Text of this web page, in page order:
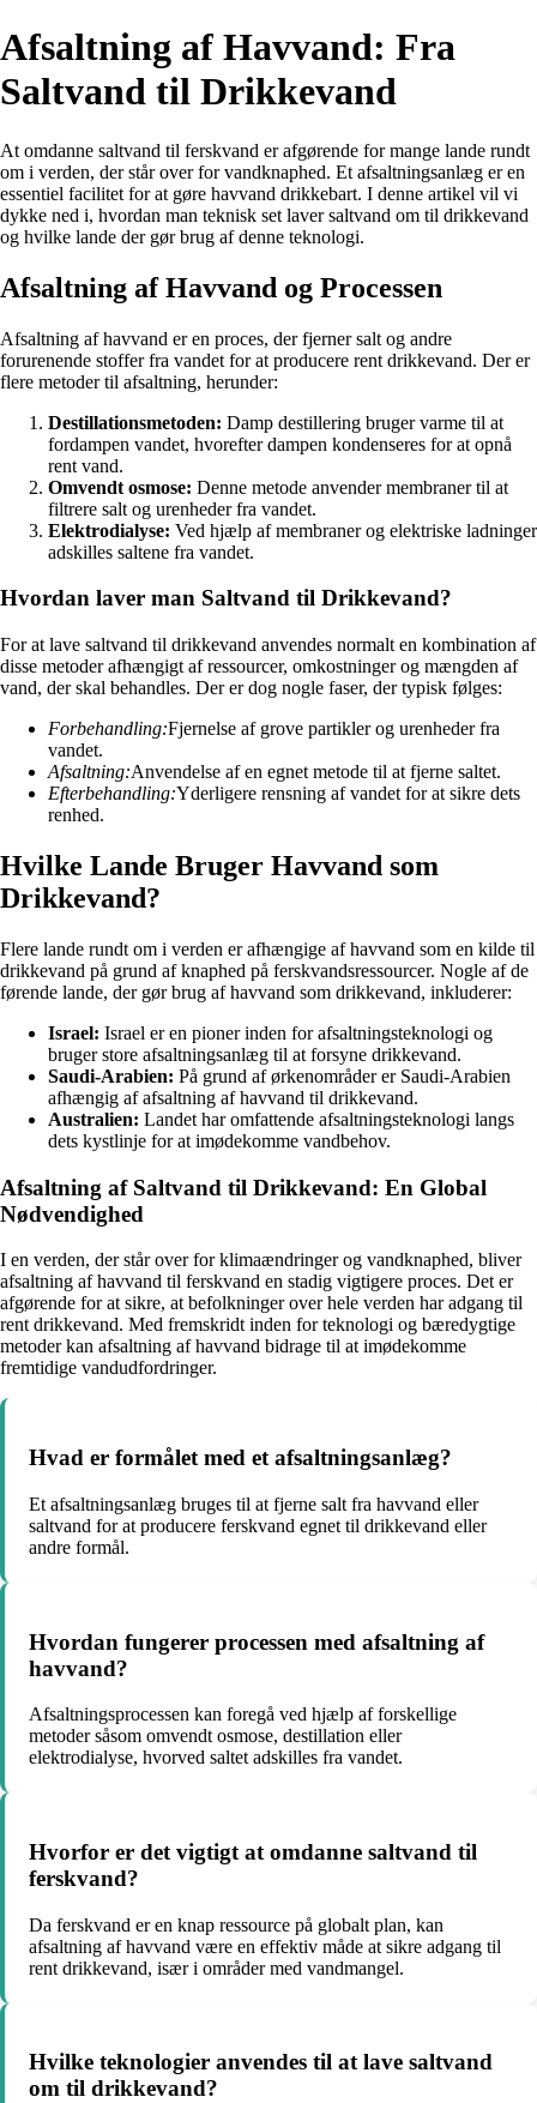
Afsaltning af Havvand: Fra
Saltvand til Drikkevand
At omdanne saltvand til ferskvand er afgørende for mange lande rundt
om i verden, der står over for vandknaphed. Et afsaltningsanlæg er en
essentiel facilitet for at gøre havvand drikkebart. I denne artikel vil vi
dykke ned i, hvordan man teknisk set laver saltvand om til drikkevand
og hvilke lande der gør brug af denne teknologi.
Afsaltning af Havvand og Processen
Afsaltning af havvand er en proces, der fjerner salt og andre
forurenende stoffer fra vandet for at producere rent drikkevand. Der er
flere metoder til afsaltning, herunder:
Destillationsmetoden: Damp destillering bruger varme til at
fordampen vandet, hvorefter dampen kondenseres for at opnå
rent vand.
Omvendt osmose: Denne metode anvender membraner til at
filtrere salt og urenheder fra vandet.
Elektrodialyse: Ved hjælp af membraner og elektriske ladninger
adskilles saltene fra vandet.
Hvordan laver man Saltvand til Drikkevand?
For at lave saltvand til drikkevand anvendes normalt en kombination af
disse metoder afhængigt af ressourcer, omkostninger og mængden af
vand, der skal behandles. Der er dog nogle faser, der typisk følges:
Forbehandling:Fjernelse af grove partikler og urenheder fra
vandet.
Afsaltning:Anvendelse af en egnet metode til at fjerne saltet.
Efterbehandling:Yderligere rensning af vandet for at sikre dets
renhed.
Hvilke Lande Bruger Havvand som
Drikkevand?
Flere lande rundt om i verden er afhængige af havvand som en kilde til
drikkevand på grund af knaphed på ferskvandsressourcer. Nogle af de
førende lande, der gør brug af havvand som drikkevand, inkluderer:
Israel: Israel er en pioner inden for afsaltningsteknologi og
bruger store afsaltningsanlæg til at forsyne drikkevand.
Saudi-Arabien: På grund af ørkenområder er Saudi-Arabien
afhængig af afsaltning af havvand til drikkevand.
Australien: Landet har omfattende afsaltningsteknologi langs
dets kystlinje for at imødekomme vandbehov.
Afsaltning af Saltvand til Drikkevand: En Global
Nødvendighed
I en verden, der står over for klimaændringer og vandknaphed, bliver
afsaltning af havvand til ferskvand en stadig vigtigere proces. Det er
afgørende for at sikre, at befolkninger over hele verden har adgang til
rent drikkevand. Med fremskridt inden for teknologi og bæredygtige
metoder kan afsaltning af havvand bidrage til at imødekomme
fremtidige vandudfordringer.
Hvad er formålet med et afsaltningsanlæg?
Et afsaltningsanlæg bruges til at fjerne salt fra havvand eller
saltvand for at producere ferskvand egnet til drikkevand eller
andre formål.
Hvordan fungerer processen med afsaltning af
havvand?
Afsaltningsprocessen kan foregå ved hjælp af forskellige
metoder såsom omvendt osmose, destillation eller
elektrodialyse, hvorved saltet adskilles fra vandet.
Hvorfor er det vigtigt at omdanne saltvand til
ferskvand?
Da ferskvand er en knap ressource på globalt plan, kan
afsaltning af havvand være en effektiv måde at sikre adgang til
rent drikkevand, især i områder med vandmangel.
Hvilke teknologier anvendes til at lave saltvand
om til drikkevand?